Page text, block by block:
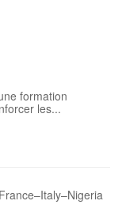
formation
les...